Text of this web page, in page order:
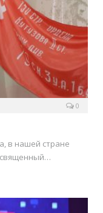
0
в нашей стране